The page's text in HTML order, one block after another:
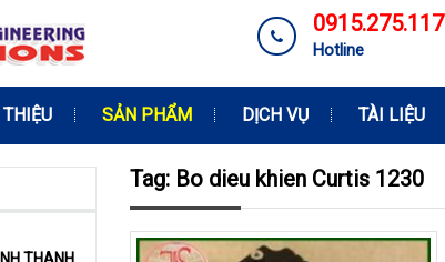
0915.275.117
Hotline
SẢN PHẨM DỊCH VỤ TÀI LIỆU
Tag: Bo dieu khien Curtis 1230